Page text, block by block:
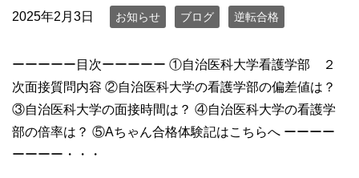
2025年2月3日 お知らせ ブログ 逆転合格
ーーーーー目次ーーーーー ①自治医科大学看護学部 ２
次面接質問内容 ②自治医科大学の看護学部の偏差値は？
③自治医科大学の面接時間は？ ④自治医科大学の看護学
部の倍率は？ ⑤Aちゃん合格体験記はこちらへ ーーーー
ーーーー・・・